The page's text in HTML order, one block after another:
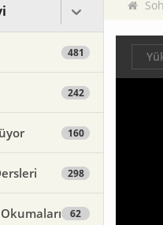
481
242
160
298
62